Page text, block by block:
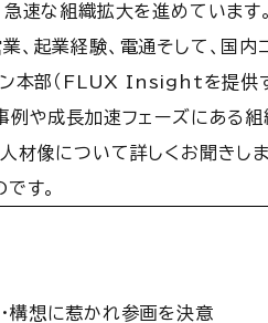
速な組織拡大を進めています。
、起業経験、電通そして、
ン本部（FLUX Insightを提供
例や成長加速フェーズにある組
材像について詳しくお聞きしま
す。
構想に惹かれ参画を決意